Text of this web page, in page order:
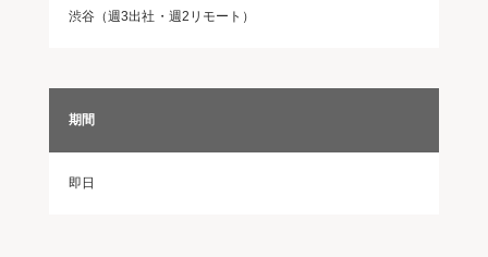
渋谷（週3出社・週2リモート）
期間
即日